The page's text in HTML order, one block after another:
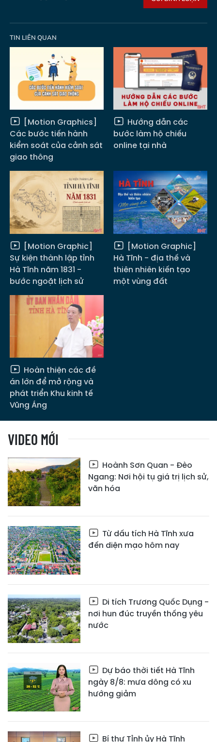
TIN LIÊN QUAN
[Motion Graphics]
Các bước tiến hành
kiểm soát của cảnh sát
giao thông
Hướng dẫn các
bước làm hộ chiếu
online tại nhà
[Motion Graphic]
Sự kiện thành lập tỉnh
Hà Tĩnh năm 1831 -
bước ngoặt lịch sử
[Motion Graphic]
Hà Tĩnh - địa thế và
thiên nhiên kiến tạo
một vùng đất
Hoàn thiện các đề
án lớn để mở rộng và
phát triển Khu kinh tế
Vũng Áng
VIDEO MỚI
Hoành Sơn Quan - Đèo
Ngang: Nơi hội tụ giá trị lịch sử,
văn hóa
Từ dấu tích Hà Tĩnh xưa
đến diện mạo hôm nay
Di tích Trương Quốc Dụng -
nơi hun đúc truyền thống yêu
nước
Dự báo thời tiết Hà Tĩnh
ngày 8/8: mưa dông có xu
hướng giảm
Bí thư Tỉnh ủy Hà Tĩnh